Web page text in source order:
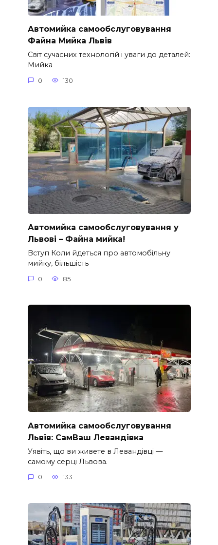
Автомийка самообслуговування
Файна Мийка Львів
Світ сучасних технологій і уваги до деталей:
Мийка
0 130
Автомийка самообслуговування у
Львові – Файна мийка!
Вступ Коли йдеться про автомобільну
мийку, більшість
0 85
Автомийка самообслуговування
Львів: СамВаш Левандівка
Уявіть, що ви живете в Левандівці —
самому серці Львова.
0 133